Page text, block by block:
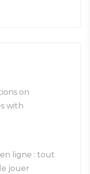
on
with
ligne : tout
jouer